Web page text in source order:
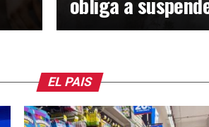
EL PAIS